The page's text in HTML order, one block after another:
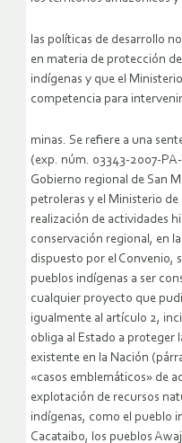
las políticas de desarrollo
en materia de protección
indígenas y que el
competencia para
minas. Se refiere a una
(exp. núm. 03343-2007-
Gobierno regional de San
petroleras y el Ministerio
realización de actividades
conservación regional, en
dispuesto por el Convenio,
pueblos indígenas a ser
cualquier proyecto que
igualmente al artículo 2,
obliga al Estado a proteger
existente en la Nación
«casos emblemáticos» de
explotación de recursos
indígenas, como el pueblo
Cacataibo, los pueblos